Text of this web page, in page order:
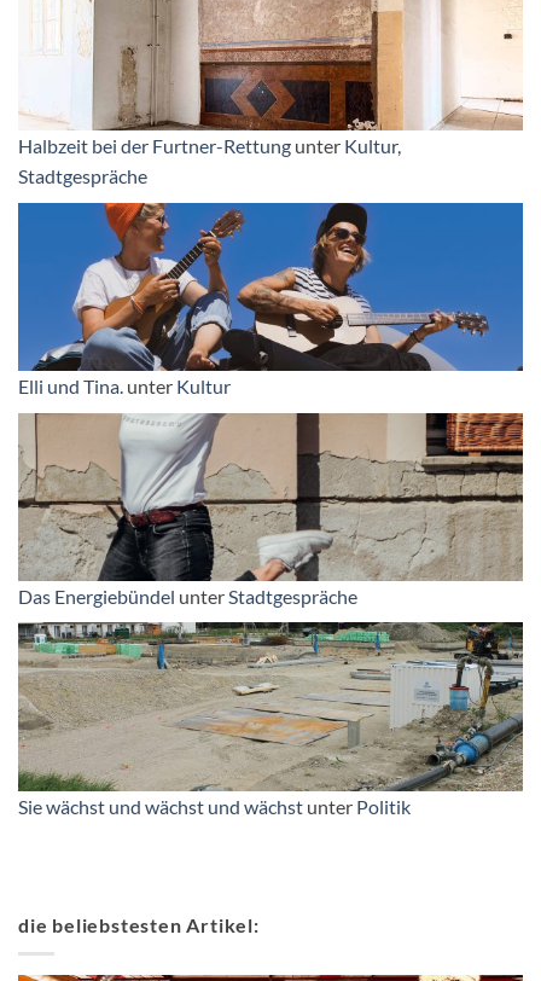
Halbzeit bei der Furtner-Rettung unter Kultur,
Stadtgespräche
Elli und Tina. unter Kultur
Das Energiebündel unterStadtgespräche
Sie wächst und wächst und wächst unter Politik
die beliebstesten Artikel: